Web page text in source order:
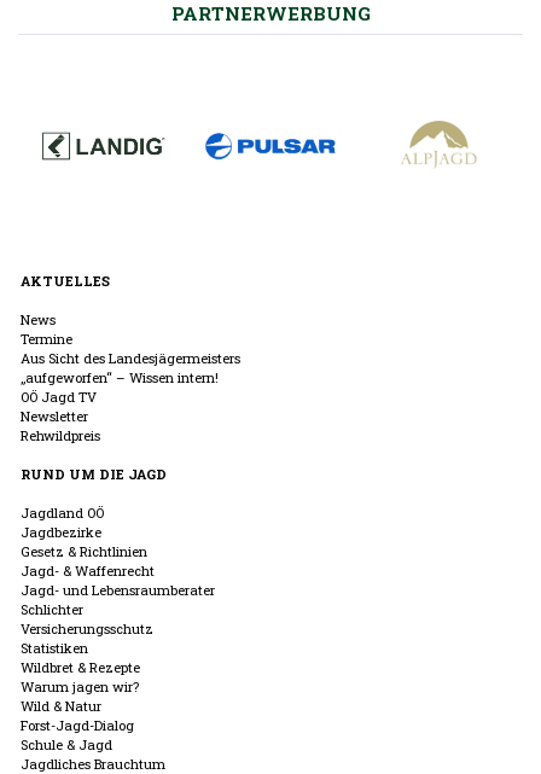
PARTNERWERBUNG
AKTUELLES
News
Termine
Aus Sicht des Landesjägermeisters
„aufgeworfen“ – Wissen intern!
OÖ Jagd TV
Newsletter
Rehwildpreis
RUND UM DIE JAGD
Jagdland OÖ
Jagdbezirke
Gesetz & Richtlinien
Jagd- & Waffenrecht
Jagd- und Lebensraumberater
Schlichter
Versicherungsschutz
Statistiken
Wildbret & Rezepte
Warum jagen wir?
Wild & Natur
Forst-Jagd-Dialog
Schule & Jagd
Jagdliches Brauchtum